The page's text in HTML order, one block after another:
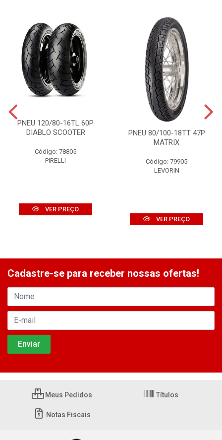
PNEU 120/80-16TL 60P
DIABLO SCOOTER
Código: 78805
PIRELLI
VER PREÇO
PNEU 80/100-18TT 47P
MATRIX
Código: 79905
LEVORIN
VER PREÇO
Cadastre-se para receber nossas ofertas!
Meus Pedidos Títulos
Notas Fiscais